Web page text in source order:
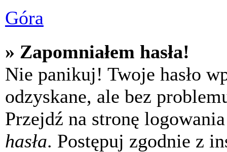
Góra
» Zapomniałem hasła!
Nie panikuj! Twoje hasło
odzyskane, ale bez
Przejdź na stronę
hasła. Postępuj zgodnie z